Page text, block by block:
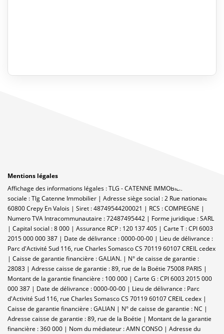
Mentions légales
Affichage des informations légales : TLG - CATENNE IMMOBILIER | Raison
sociale : Tlg Catenne Immobilier | Adresse siège social : 2 Rue nationale -
60800 Crepy En Valois | Siret : 48749544200021 | RCS : COMPIEGNE |
Numero TVA Intracommunautaire : 72487495442 | Forme juridique : SARL
| Capital social : 8 000 | Assurance RCP : 120 137 405 | Carte T : CPI 6003
2015 000 000 387 | Date de délivrance : 0000-00-00 | Lieu de délivrance :
Parc d'Activité Sud 116, rue Charles Somasco CS 70119 60107 CREIL cedex
| Caisse de garantie financière : GALIAN. | N° de caisse de garantie :
28083 | Adresse caisse de garantie : 89, rue de la Boétie 75008 PARIS |
Montant de la garantie financière : 100 000 | Carte G : CPI 6003 2015 000
000 387 | Date de délivrance : 0000-00-00 | Lieu de délivrance : Parc
d'Activité Sud 116, rue Charles Somasco CS 70119 60107 CREIL cedex |
Caisse de garantie financière : GALIAN | N° de caisse de garantie : NC |
Adresse caisse de garantie : 89, rue de la Boétie | Montant de la garantie
financière : 360 000 | Nom du médiateur : AMN CONSO | Adresse du